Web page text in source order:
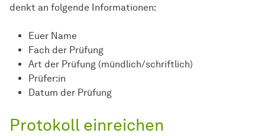
denkt an folgende Informationen:
Euer Name
Fach der Prüfung
Art der Prüfung (mündlich/schriftlich)
Prüfer:in
Datum der Prüfung
Protokoll einreichen